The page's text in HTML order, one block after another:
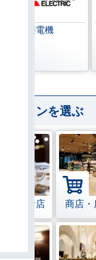
三菱電機
アコンを選ぶ
・飲食店 商店